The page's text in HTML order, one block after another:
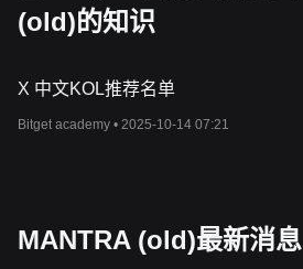
(old)的知识
X 中文KOL推荐名单
Bitget academy • 2025-10-14 07:21
MANTRA (old)最新消息